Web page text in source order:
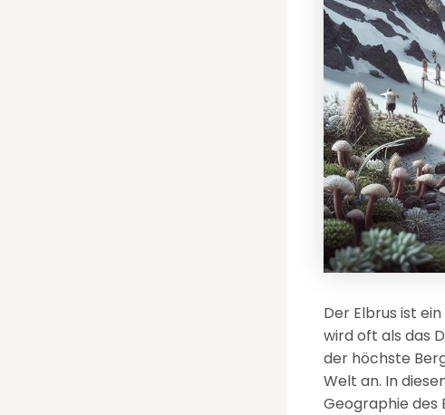
Der Elbrus ist
wird oft als das
der höchste
Welt an. In
Geographie des